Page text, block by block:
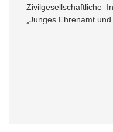
Zivilgesellschaftliche
„Junges Ehrenamt